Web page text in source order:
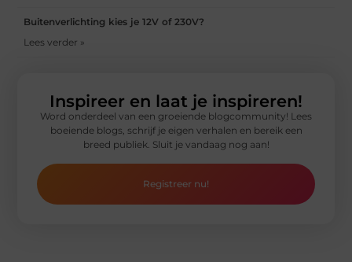
Buitenverlichting kies je 12V of 230V?
Lees verder »
Inspireer en laat je inspireren!
Word onderdeel van een groeiende blogcommunity! Lees
boeiende blogs, schrijf je eigen verhalen en bereik een
breed publiek. Sluit je vandaag nog aan!
Registreer nu!